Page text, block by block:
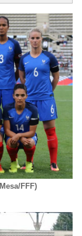
FFF)